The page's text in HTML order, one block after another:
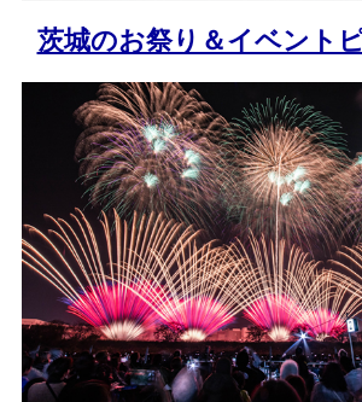
茨城のお祭り＆イベント